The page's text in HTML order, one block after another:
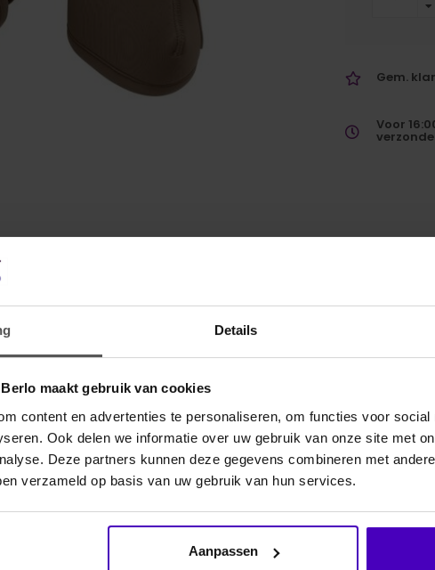
Details
maakt gebruik van cookies
content en advertenties te personaliseren, om functies voor social
Ook delen we informatie over uw gebruik van onze site met
Deze partners kunnen deze gegevens combineren met
verzameld op basis van uw gebruik van hun services.
Aanpassen
Gem.
Voor
neopreen voor een optimale pasvorm en
voor onbeperkte bewegingsvrijheid. Elastische bies
logo. Makkelijk te onderhouden en wasbaar.
De Big